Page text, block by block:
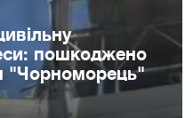
пошкоджено
"Чорноморець"